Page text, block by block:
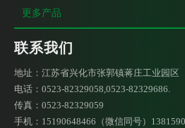
更多产品
联系我们
地址：江苏省兴化市张郭镇蒋庄工业园区
电话：0523-82329058,0523-82329686.
传真：0523-82329059
手机：15190648466（微信同号）